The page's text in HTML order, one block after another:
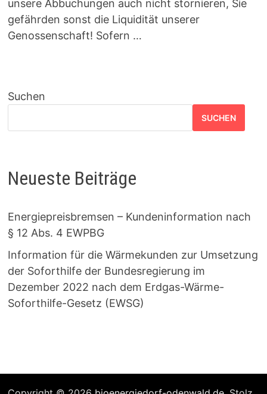
unsere Abbuchungen auch nicht stornieren, Sie
gefährden sonst die Liquidität unserer
Genossenschaft! Sofern …
Suchen
SUCHEN
Neueste Beiträge
Energiepreisbremsen – Kundeninformation nach
§ 12 Abs. 4 EWPBG
Information für die Wärmekunden zur Umsetzung
der Soforthilfe der Bundesregierung im
Dezember 2022 nach dem Erdgas-Wärme-
Soforthilfe-Gesetz (EWSG)